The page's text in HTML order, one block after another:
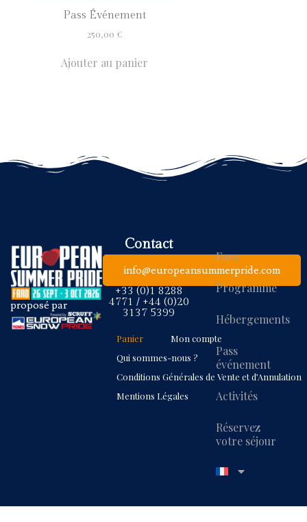
Pass Événement
250,00 €
Ajouter au panier
proposé par
Contact
info@europeansummerpride.com
+33 (0)1 8288
4771 / +44 (0)20
3137 5399
Panier
Mon compte
Qui sommes-nous ?
Conditions Générales de Vente et d’Annulation
Mentions Légales
Faro
Programme
Hébergements
Pass
événement
Activités
Réservez
votre séjour